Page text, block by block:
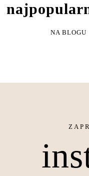
NA BLOGU